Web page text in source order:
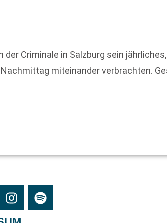
Criminale in Salzburg sein
miteinander verbrachten.